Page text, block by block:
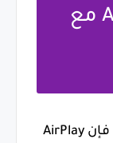
كيفية استخدام AirPlay مع
إذا كنت من مستخدمي أجهزة Apple، فإن AirPlay